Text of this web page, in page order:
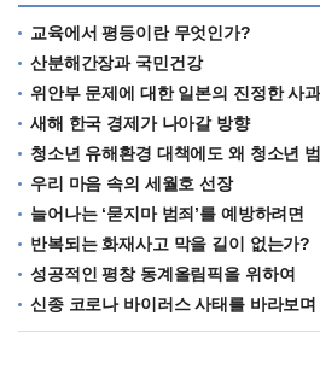
교육에서 평등이란 무엇인가?
산분해간장과 국민건강
위안부 문제에 대한 일본의 진정한 사
새해 한국 경제가 나아갈 방향
청소년 유해환경 대책에도 왜 청소년
우리 마음 속의 세월호 선장
늘어나는 ‘묻지마 범죄’를 예방하려면
반복되는 화재사고 막을 길이 없는가?
성공적인 평창 동계올림픽을 위하여
신종 코로나 바이러스 사태를 바라보며